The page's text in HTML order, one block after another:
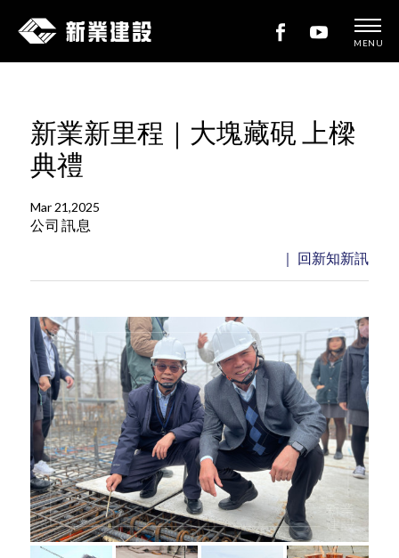
新
建
設
MENU
新業新里程｜大塊藏硯 上樑
典禮
Mar 21,2025
公司訊息
｜ 回新知新訊